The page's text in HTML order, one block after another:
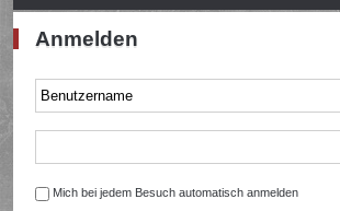
Anmelden
Mich bei jedem Besuch automatisch anmelden